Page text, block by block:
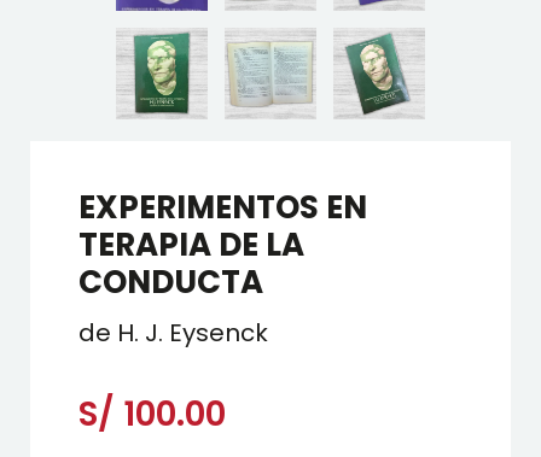
EXPERIMENTOS EN
TERAPIA DE LA
CONDUCTA
de H. J. Eysenck
S/ 100.00